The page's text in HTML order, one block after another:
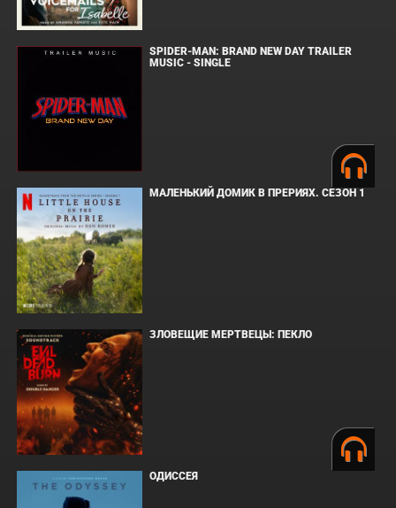
SPIDER-MAN: BRAND NEW DAY TRAILER
MUSIC - SINGLE
МАЛЕНЬКИЙ ДОМИК В ПРЕРИЯХ. СЕЗОН 1
ЗЛОВЕЩИЕ МЕРТВЕЦЫ: ПЕКЛО
ОДИССЕЯ